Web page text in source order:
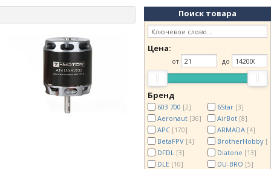
Поиск товара
Цена:
от до
Бренд
603 700 [2] 6Star [3]
Aeronaut [36] AirBot [8]
APC [170] ARMADA [4]
BetaFPV [4] BrotherHobby
DFDL [3] Diatone [13]
DLE [10] DU-BRO [5]